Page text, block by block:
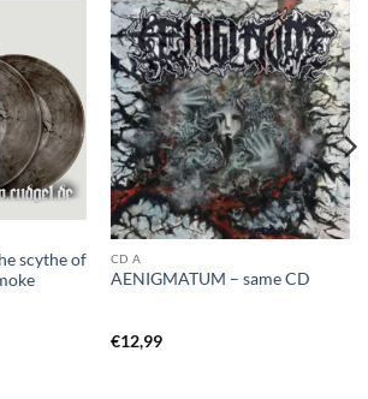
scythe of
CD A
AENIGMATUM – same CD
€12,99